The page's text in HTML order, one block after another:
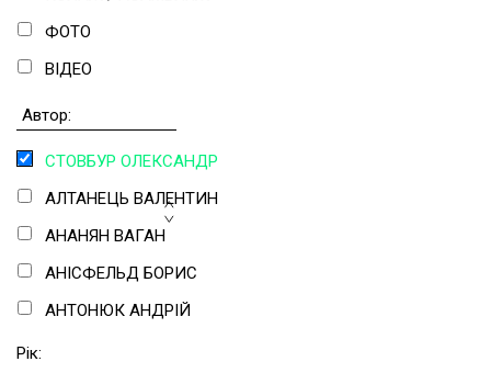
ФОТО
ВІДЕО
ЦИФРОВЕ МИСТЕЦТВО
Автор:
СТОВБУР ОЛЕКСАНДР
АЛТАНЕЦЬ ВАЛЕНТИН
АНАНЯН ВАГАН
АНІСФЕЛЬД БОРИС
АНТОНЮК АНДРІЙ
Рік: